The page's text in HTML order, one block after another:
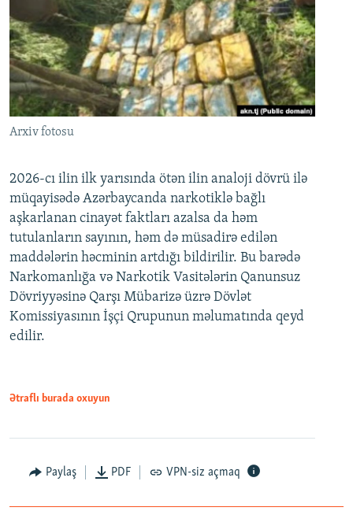
Arxiv fotosu
2026-cı ilin ilk yarısında ötən ilin analoji dövrü ilə
müqayisədə Azərbaycanda narkotiklə bağlı
aşkarlanan cinayət faktları azalsa da həm
tutulanların sayının, həm də müsadirə edilən
maddələrin həcminin artdığı bildirilir. Bu barədə
Narkomanlığa və Narkotik Vasitələrin Qanunsuz
Dövriyyəsinə Qarşı Mübarizə üzrə Dövlət
Komissiyasının İşçi Qrupunun məlumatında qeyd
edilir.
Ətraflı burada oxuyun
Paylaş PDF VPN-siz açmaq